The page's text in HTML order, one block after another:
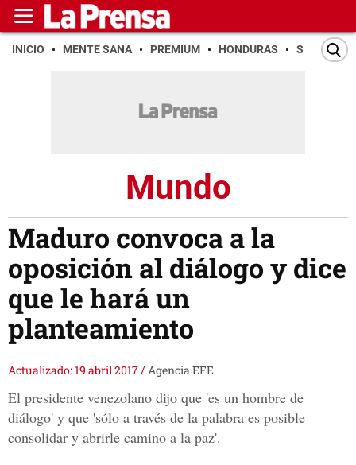
INICIO MENTE SANA PREMIUM HONDURAS SAN PEDRO
Mundo
Maduro convoca a la
oposición al diálogo y dice
que le hará un
planteamiento
Actualizado: 19 abril 2017/Agencia EFE
El presidente venezolano dijo que 'es un hombre de
diálogo' y que 'sólo a través de la palabra es posible
consolidar y abrirle camino a la paz'.